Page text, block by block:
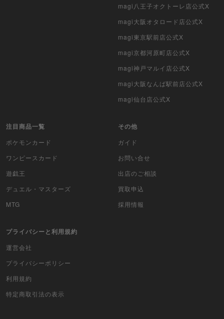
magi八王子オクトーレ店公式X
magi大阪オタロード店公式X
magi東京駅前店公式X
magi京都河原町店公式X
magi神戸マルイ店公式X
magi大阪なんば駅前店公式X
magi仙台店公式X
注目商品一覧
ポケモンカード
ワンピースカード
遊戯王
デュエル・マスターズ
MTG
その他
ガイド
お問い合せ
出店のご相談
買取申込
採用情報
プライバシーと利用規約
運営会社
プライバシーポリシー
利用規約
特定商取引法の表示